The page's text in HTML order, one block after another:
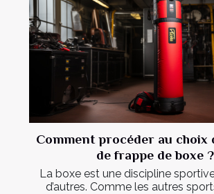
Comment procéder au choix
de frappe de boxe ?
La boxe est une discipline
d’autres. Comme les autres